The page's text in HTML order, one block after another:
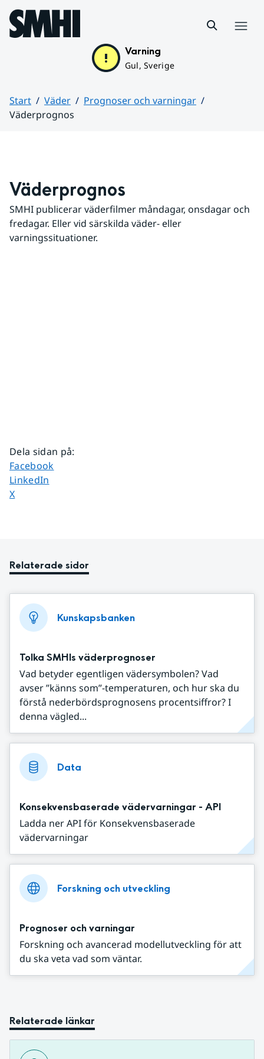
Hoppa till sidans innehåll
Varning
Gul, Sverige
Start Väder
Prognoser och varningar
Väderprognos
Väderprognos
SMHI publicerar väderfilmer måndagar, onsdagar och
fredagar. Eller vid särskilda väder- eller
varningssituationer.
Dela sidan på:
Dela sidan på
Facebook
Dela sidan på
LinkedIn
Dela sidan på
X
Relaterade sidor
Kunskapsbanken
Tolka SMHIs väderprognoser
Vad betyder egentligen vädersymbolen? Vad
avser ”känns som”-temperaturen, och hur ska du
förstå nederbördsprognosens procentsiffror? I
denna vägled...
Data
Konsekvensbaserade vädervarningar - API
Ladda ner API för Konsekvensbaserade
vädervarningar
Forskning och utveckling
Prognoser och varningar
Forskning och avancerad modellutveckling för att
du ska veta vad som väntar.
Relaterade länkar